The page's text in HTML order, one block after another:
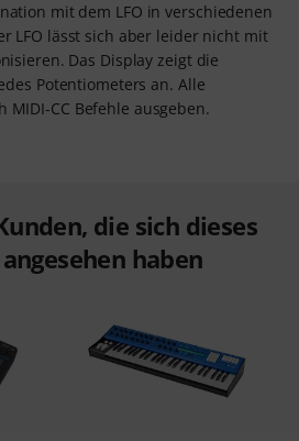
mit dem LFO in verschiedenen
LFO lässt sich aber leider nicht mit
Das Display zeigt die
Potentiometers an. Alle
MIDI-CC Befehle ausgeben.
die sich dieses
haben